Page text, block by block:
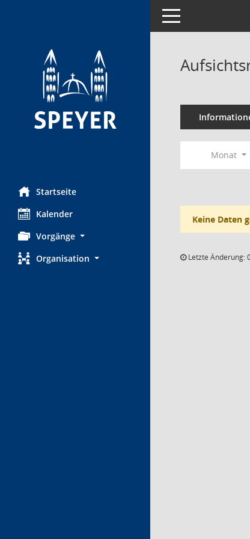
Startseite
Kalender
Vorgänge
Organisation
Toggle navigation
Monat
Keine Daten
Letzte Änderung: